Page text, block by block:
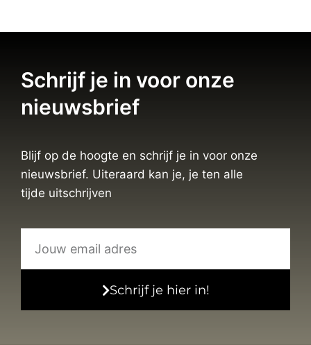
Schrijf je in voor onze
nieuwsbrief
Blijf op de hoogte en schrijf je in voor onze
nieuwsbrief. Uiteraard kan je, je ten alle
tijde uitschrijven
Schrijf je hier in!